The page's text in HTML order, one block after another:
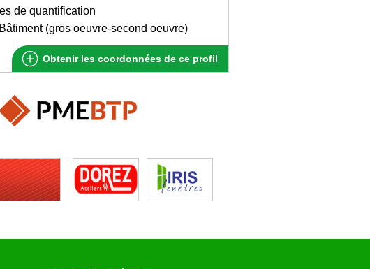
de quantification
(gros oeuvre-second oeuvre)
Obtenir les coordonnées de ce profil